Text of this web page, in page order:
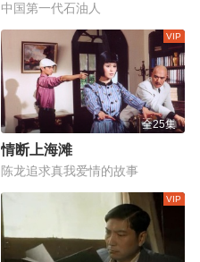
中国第一代石油人
全25集
情断上海滩
陈龙追求真我爱情的故事